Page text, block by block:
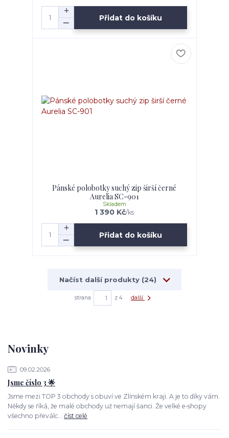
Novinky
09.02.2026
Jsme číslo 3 🌟
Jsme mezi TOP 3 obchody s obuví ve Zlínském kraji. A je to díky vám.
Někdy se říká, že malé obchody už nemají šanci. Že velké e‑shopy
všechno převálc... číst celé
Přidat do košíku
Pánské polobotky suchý zip širší černé
Aurelia SC-901
1 390 Kč/ks
Skladem
Přidat do košíku
Načíst další produkty (24)
strana z 4 další